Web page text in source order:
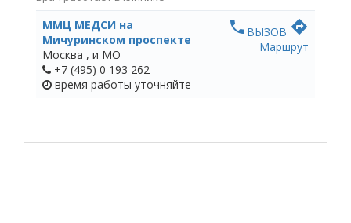
ММЦ МЕДСИ на
Мичуринском проспекте
Москва , и МО
+7 (495) 0 193 262
время работы уточняйте
phone ВЫЗОВ directions
Маршрут